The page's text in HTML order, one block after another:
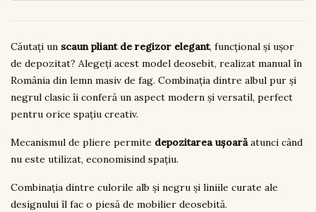
Căutați un scaun pliant de regizor elegant, funcțional și ușor
de depozitat? Alegeți acest model deosebit, realizat manual în
România din lemn masiv de fag. Combinația dintre albul pur și
negrul clasic îi conferă un aspect modern și versatil, perfect
pentru orice spațiu creativ.
Mecanismul de pliere permite depozitarea ușoarăatunci când
nu este utilizat, economisind spațiu.
Combinația dintre culorile alb și negru și liniile curate ale
designului îl fac o piesă de mobilier deosebită.